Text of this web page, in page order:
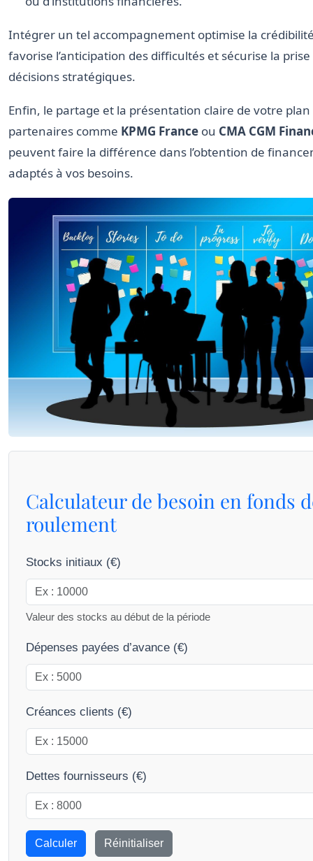
Intégrer un tel accompagnement optimise la
favorise l’anticipation des difficultés et sécurise la prise
décisions stratégiques.
Enfin, le partage et la présentation claire de votre
partenaires comme KPMG France ou CMA CGM
peuvent faire la différence dans l’obtention de
adaptés à vos besoins.
Calculateur de besoin en fonds
roulement
Stocks initiaux (€)
Valeur des stocks au début de la période
Dépenses payées d’avance (€)
Créances clients (€)
Dettes fournisseurs (€)
Calculer Réinitialiser